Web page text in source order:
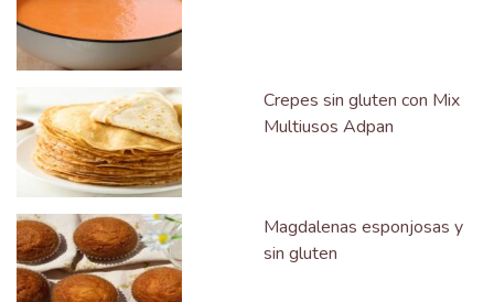
Crepes sin gluten con Mix
Multiusos Adpan
Magdalenas esponjosas y
sin gluten